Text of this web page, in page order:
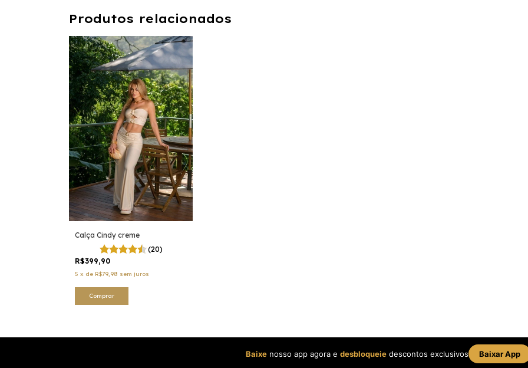
Produtos relacionados
Calça Cindy creme
(20)
R$399,90
5 x de R$79,98 sem juros
Comprar
Baixe nosso app agora e desbloqueie descontos exclusivos Baixar App